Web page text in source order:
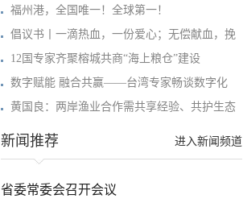
福州港，全国唯一！全球第一！
倡议书丨一滴热血，一份爱心；无偿献血，挽
12国专家齐聚榕城共商“海上粮仓”建设
数字赋能 融合共赢——台湾专家畅谈数字化
黄国良：两岸渔业合作需共享经验、共护生态
进入新闻频道
新闻推荐
省委常委会召开会议